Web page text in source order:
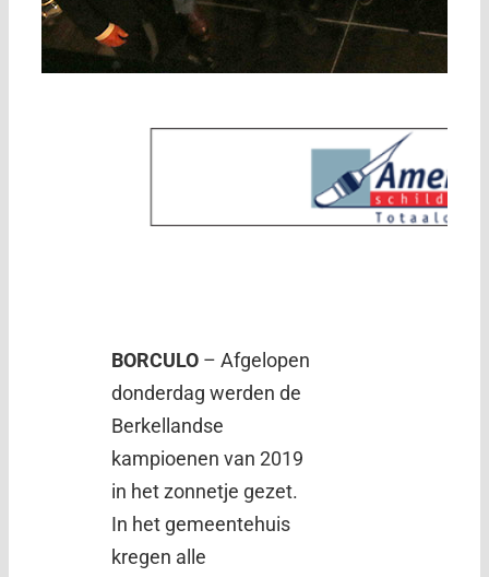
BORCULO – Afgelopen
donderdag werden de
Berkellandse
kampioenen van 2019
in het zonnetje gezet.
In het gemeentehuis
kregen alle